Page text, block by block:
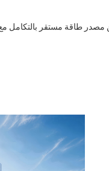
مصدر طاقة مستقر بالتكامل مع